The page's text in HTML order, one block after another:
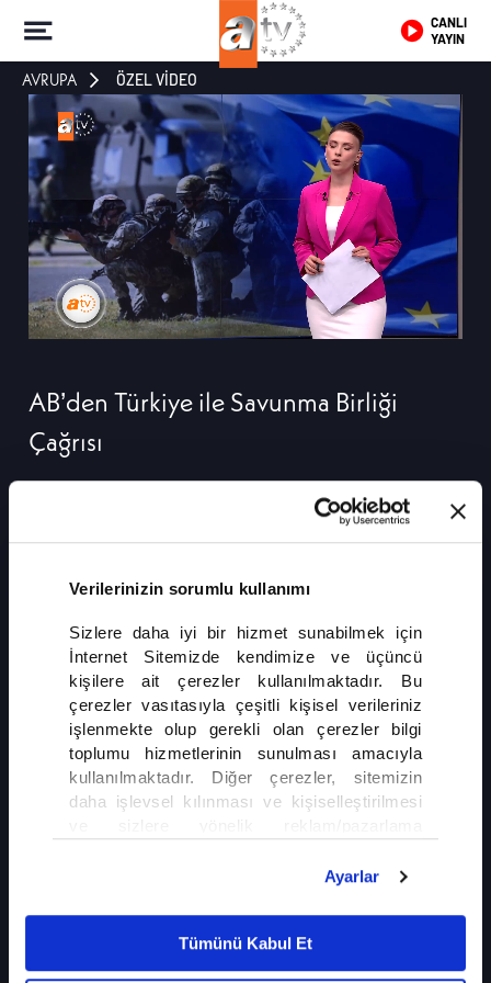
Verilerinizin sorumlu kullanımı
Sizlere daha iyi bir hizmet sunabilmek için
İnternet Sitemizde kendimize ve üçüncü
kişilere ait çerezler kullanılmaktadır. Bu
çerezler vasıtasıyla çeşitli kişisel verileriniz
işlenmekte olup gerekli olan çerezler bilgi
toplumu hizmetlerinin sunulması amacıyla
kullanılmaktadır. Diğer çerezler, sitemizin
daha işlevsel kılınması ve kişiselleştirilmesi
olarak açık rızanız dahilinde kullanılacaktır.
vasıtasıyla belirleyebilirsiniz. Çerezlere ilişkin
detaylı bilgi için Ayarlar butonuna tıklayabilir,
Çerez BilgilendirmeMetnimizi ziyaret
Ayarlar
Tümünü Kabul Et
CANLI
YAYIN
AVRUPA ÖZEL VİDEO
AB’den Türkiye ile Savunma Birliği
Çağrısı
Ukrayna savaşı ve değişen küresel dengeler, Avrupa'nın savunma
olabileceği yeni bir Avrupa Savunma Birliği fikrini gündeme getirdi.
İLGİNİZİ ÇEKEBİLİR
Gazze'de Ateşkes Yine Çıkmaza Girdi
Gurbetçilere Kritik Altın Uyarıs